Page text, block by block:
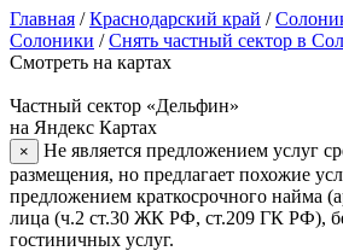
Главная /Краснодарский край /
Солоники /Снять частный сектор в
Смотреть на картах
Частный сектор «Дельфин»
на Яндекс Картах
×
Не является предложением услуг
размещения, но предлагает похожие
предложением краткосрочного найма
лица (ч.2 ст.30 ЖК РФ, ст.209 ГК РФ),
гостиничных услуг.